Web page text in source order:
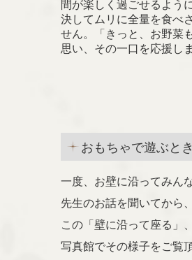
間が楽しく過ごせるよう
決してムリに全量を食べ
せん。
「きっと、お野菜
思い、その一口を応援し
おもちゃで遊ぶと
一度、お壁に沿ってみん
先生のお話を聞いてから
この「壁に沿って座る」
写真館でその様子をご覧